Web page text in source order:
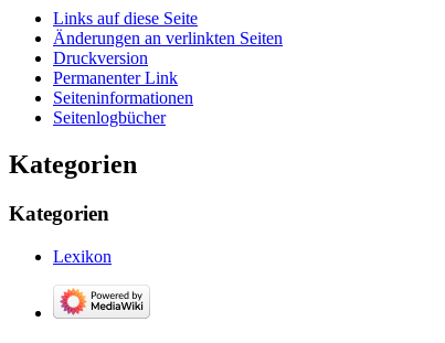
Links auf diese Seite
Änderungen an verlinkten Seiten
Druckversion
Permanenter Link
Seiten­­informationen
Seitenlogbücher
Kategorien
Kategorien
Lexikon